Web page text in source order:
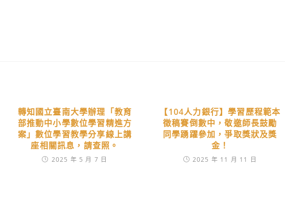
轉知國立臺南大學辦理「教育
部推動中小學數位學習精進方
案」數位學習教學分享線上講
座相關訊息，請查照。
2025 年 5 月 7 日
【104人力銀行】學習歷程範本
徵稿賽倒數中，敬邀師長鼓勵
同學踴躍參加，爭取獎狀及獎
金！
2025 年 11 月 11 日